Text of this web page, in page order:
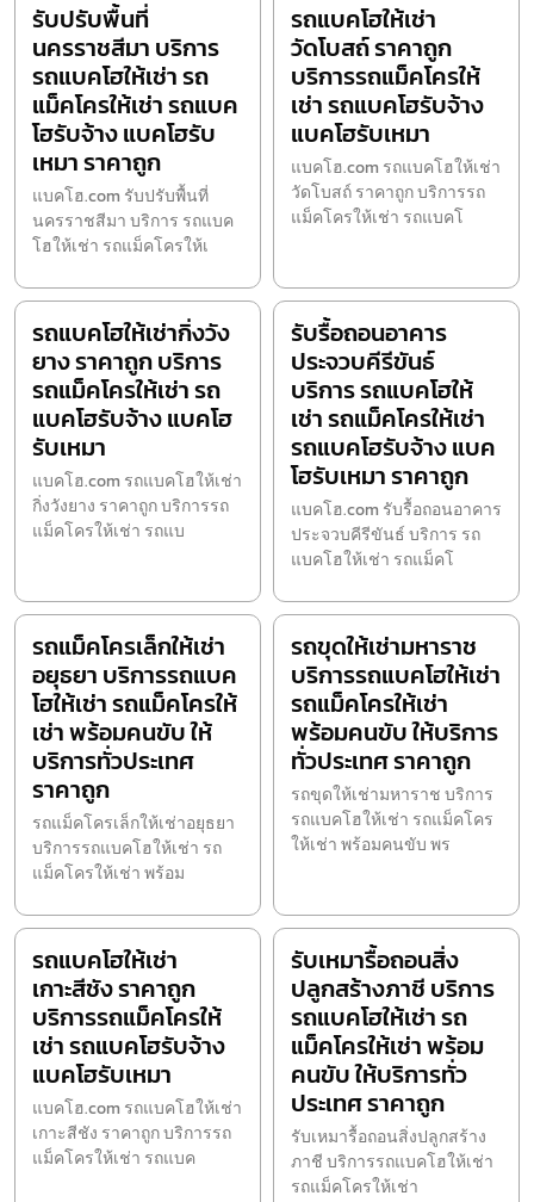
รับปรับพื้นที่
นครราชสีมา บริการ
รถแบคโฮให้เช่า รถ
แม็คโครให้เช่า รถแบค
โฮรับจ้าง แบคโฮรับ
เหมา ราคาถูก
แบคโฮ.com รับปรับพื้นที่
นครราชสีมา บริการ รถแบค
โฮให้เช่า รถแม็คโครให้เ
รถแบคโฮให้เช่า
วัดโบสถ์ ราคาถูก
บริการรถแม็คโครให้
เช่า รถแบคโฮรับจ้าง
แบคโฮรับเหมา
แบคโฮ.com รถแบคโฮให้เช่า
วัดโบสถ์ ราคาถูก บริการรถ
แม็คโครให้เช่า รถแบคโ
รถแบคโฮให้เช่ากิ่งวัง
ยาง ราคาถูก บริการ
รถแม็คโครให้เช่า รถ
แบคโฮรับจ้าง แบคโฮ
รับเหมา
แบคโฮ.com รถแบคโฮให้เช่า
กิ่งวังยาง ราคาถูก บริการรถ
แม็คโครให้เช่า รถแบ
รับรื้อถอนอาคาร
ประจวบคีรีขันธ์
บริการ รถแบคโฮให้
เช่า รถแม็คโครให้เช่า
รถแบคโฮรับจ้าง แบค
โฮรับเหมา ราคาถูก
แบคโฮ.com รับรื้อถอนอาคาร
ประจวบคีรีขันธ์ บริการ รถ
แบคโฮให้เช่า รถแม็คโ
รถแม็คโครเล็กให้เช่า
อยุธยา บริการรถแบค
โฮให้เช่า รถแม็คโครให้
เช่า พร้อมคนขับ ให้
บริการทั่วประเทศ
ราคาถูก
รถแม็คโครเล็กให้เช่าอยุธยา
บริการรถแบคโฮให้เช่า รถ
แม็คโครให้เช่า พร้อม
รถขุดให้เช่ามหาราช
บริการรถแบคโฮให้เช่า
รถแม็คโครให้เช่า
พร้อมคนขับ ให้บริการ
ทั่วประเทศ ราคาถูก
รถขุดให้เช่ามหาราช บริการ
รถแบคโฮให้เช่า รถแม็คโคร
ให้เช่า พร้อมคนขับ พร
รถแบคโฮให้เช่า
เกาะสีชัง ราคาถูก
บริการรถแม็คโครให้
เช่า รถแบคโฮรับจ้าง
แบคโฮรับเหมา
แบคโฮ.com รถแบคโฮให้เช่า
เกาะสีชัง ราคาถูก บริการรถ
แม็คโครให้เช่า รถแบค
รับเหมารื้อถอนสิ่ง
ปลูกสร้างภาชี บริการ
รถแบคโฮให้เช่า รถ
แม็คโครให้เช่า พร้อม
คนขับ ให้บริการทั่ว
ประเทศ ราคาถูก
รับเหมารื้อถอนสิ่งปลูกสร้าง
ภาชี บริการรถแบคโฮให้เช่า
รถแม็คโครให้เช่า